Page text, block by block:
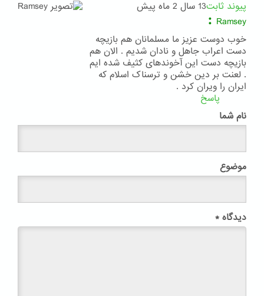
پیوند ثابت13 سال 2 ماه پیش
Ramsey
:
خوب دوست عزیز ما مسلمانان هم بازیچه
دست اعراب جاهل و نادان شدیم . الان هم
بازیچه دست این آخوندهای کثیف شده ایم
. لعنت بر دین خشن و ترسناک اسلام که
ایران را ویران کرد .
پاسخ
نام شما
موضوع
دیدگاه *